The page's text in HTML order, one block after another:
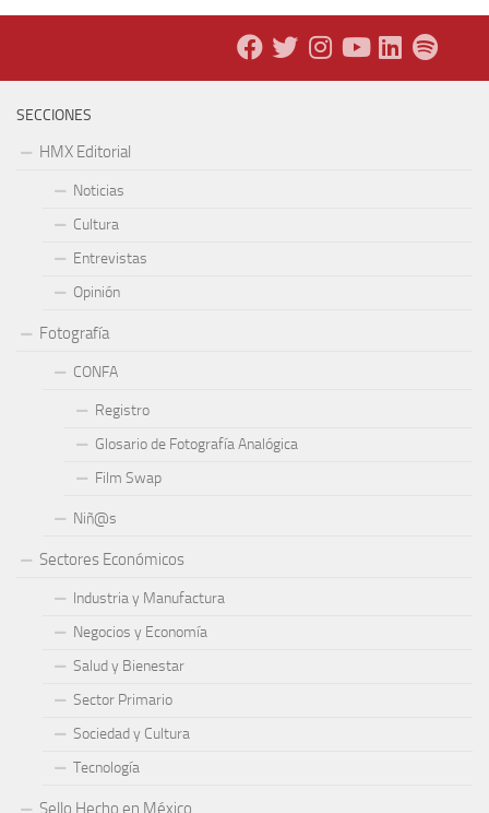
SECCIONES
HMX Editorial
Noticias
Cultura
Entrevistas
Opinión
Fotografía
CONFA
Registro
Glosario de Fotografía Analógica
Film Swap
Niñ@s
Sectores Económicos
Industria y Manufactura
Negocios y Economía
Salud y Bienestar
Sector Primario
Sociedad y Cultura
Tecnología
Sello Hecho en México